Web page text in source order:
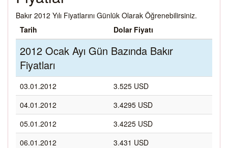
Bakır 2012 Yılı Fiyatlarını Günlük Olarak Öğrenebilirsiniz.
Tarih
Dolar Fiyatı
2012 Ocak Ayı Gün Bazında Bakır
Fiyatları
03.01.2012
3.525 USD
04.01.2012
3.4295 USD
05.01.2012
3.4225 USD
06.01.2012
3.431 USD